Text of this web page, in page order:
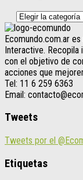
Categorías
Ecomundo.com.ar
Interactive. Recopila
con el objetivo de
acciones que
Tel: 11 6 259 6363
Email:
Tweets
Tweets por el
Etiquetas